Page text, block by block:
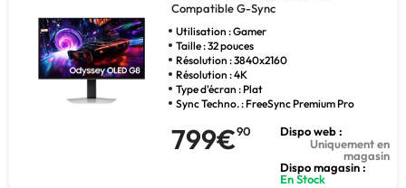
Compatible G-Sync
Utilisation : Gamer
Taille : 32 pouces
Résolution : 3840x2160
Résolution : 4K
Type d'écran : Plat
Sync Techno. : FreeSync Premium Pro
799€90
Dispo web :
Uniquement en
magasin
Dispo magasin :
En Stock